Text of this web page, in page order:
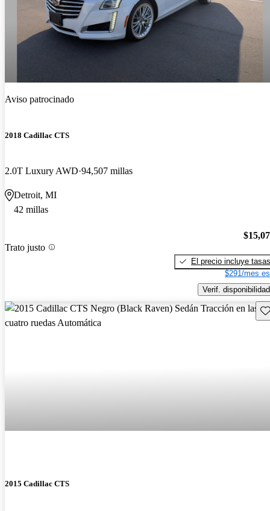
Aviso patrocinado
2018 Cadillac CTS
2.0T Luxury AWD 94,507 millas
Detroit, MI
42 millas
Trato justo
El precio incluye tasas
$291/mes
Verif. disponibilidad
2015 Cadillac CTS